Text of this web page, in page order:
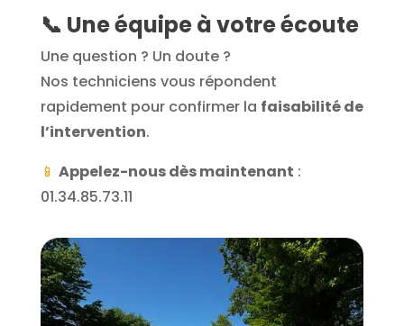
📞 Une équipe à votre écoute
Une question ? Un doute ?
Nos techniciens vous répondent
rapidement pour confirmer la faisabilité de
l’intervention.
📱 Appelez-nous dès maintenant :
01.34.85.73.11